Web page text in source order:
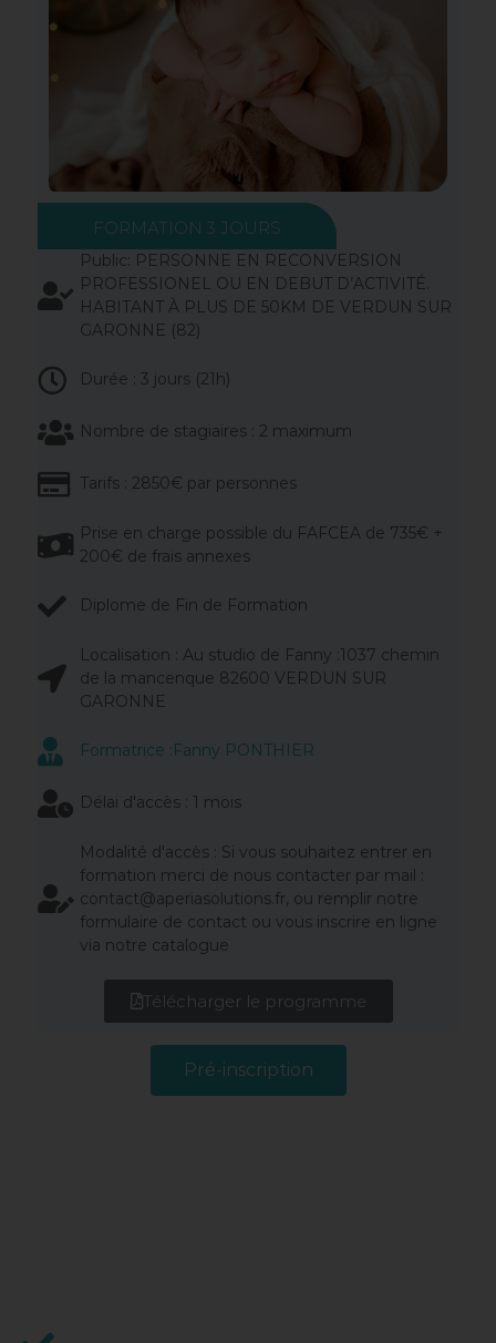
FORMATION 3 JOURS
Public: PERSONNE EN RECONVERSION
PROFESSIONEL OU EN DEBUT D’ACTIVITÉ.
HABITANT À PLUS DE 50KM DE VERDUN SUR
GARONNE (82)
Durée : 3 jours (21h)
Nombre de stagiaires : 2 maximum
Tarifs : 2850€ par personnes
Prise en charge possible du FAFCEA de 735€ +
200€ de frais annexes
Diplome de Fin de Formation
Localisation : Au studio de Fanny :1037 chemin
de la mancenque 82600 VERDUN SUR
GARONNE
Formatrice :Fanny PONTHIER
Délai d'accès : 1 mois
Modalité d'accès : Si vous souhaitez entrer en
formation merci de nous contacter par mail :
contact@aperiasolutions.fr, ou remplir notre
formulaire de contact ou vous inscrire en ligne
via notre catalogue
Télécharger le programme
Pré-inscription